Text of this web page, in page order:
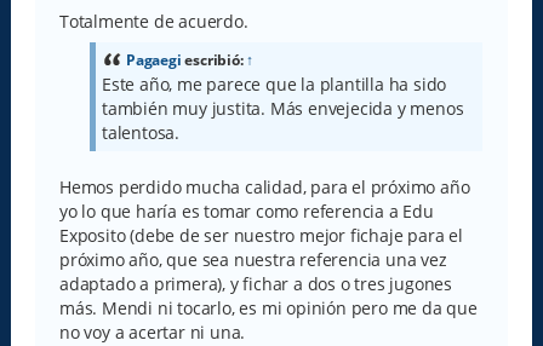
Totalmente de acuerdo.
Pagaegiescribió:↑
Este año, me parece que la plantilla ha sido
también muy justita. Más envejecida y menos
talentosa.
Hemos perdido mucha calidad, para el próximo año
yo lo que haría es tomar como referencia a Edu
Exposito (debe de ser nuestro mejor fichaje para el
próximo año, que sea nuestra referencia una vez
adaptado a primera), y fichar a dos o tres jugones
más. Mendi ni tocarlo, es mi opinión pero me da que
no voy a acertar ni una.